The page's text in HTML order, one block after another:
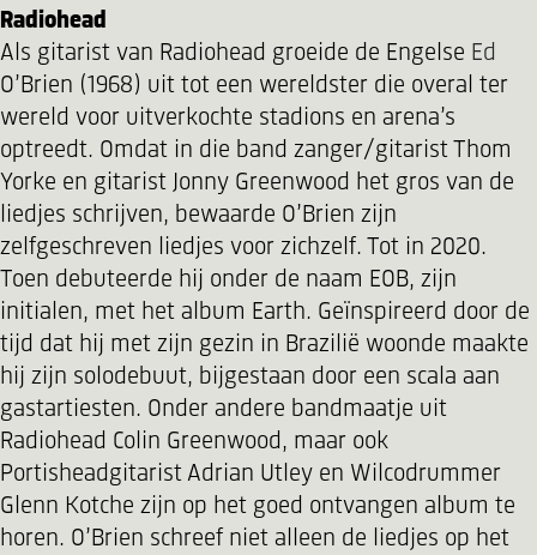
Radiohead
Als gitarist van Radiohead groeide de Engelse Ed
O’Brien (1968) uit tot een wereldster die overal ter
wereld voor uitverkochte stadions en arena’s
optreedt. Omdat in die band zanger/gitarist Thom
Yorke en gitarist Jonny Greenwood het gros van de
liedjes schrijven, bewaarde O’Brien zijn
zelfgeschreven liedjes voor zichzelf. Tot in 2020.
Toen debuteerde hij onder de naam EOB, zijn
initialen, met het album Earth. Geïnspireerd door de
tijd dat hij met zijn gezin in Brazilië woonde maakte
hij zijn solodebuut, bijgestaan door een scala aan
gastartiesten. Onder andere bandmaatje uit
Radiohead Colin Greenwood, maar ook
Portisheadgitarist Adrian Utley en Wilcodrummer
Glenn Kotche zijn op het goed ontvangen album te
horen. O’Brien schreef niet alleen de liedjes op het